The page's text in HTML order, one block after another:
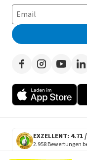
Impressum
Erklärung zur
Presse
Häufig gestellte
Leasing-Lexikon
Auto-Tests
Werben auf
Privatleasing
Leasing-Vergleiche
Herstellerverzeichnis
Händlerverzeichnis
EXZELLENT: 4.71
2.958 Bewertungen